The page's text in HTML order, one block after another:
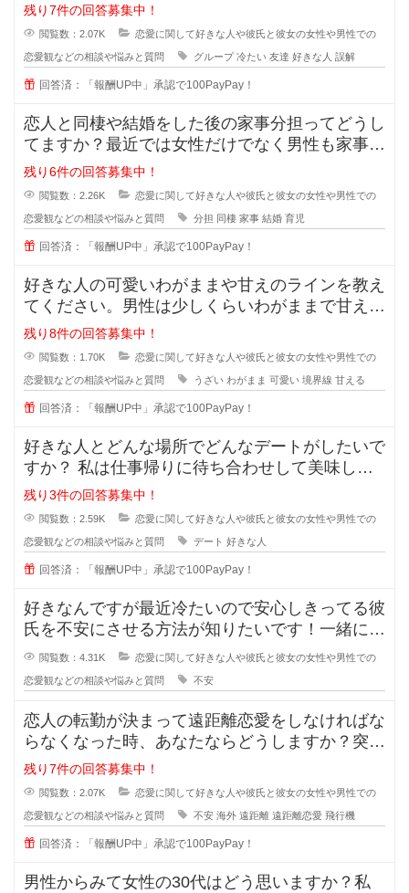
階で、2人だとまだぎこちないから
残り7件の回答募集中！
閲覧数：2.07K 恋愛に関して好きな人や彼氏と彼女の女性や男性での
恋愛観などの相談や悩みと質問 グループ 冷たい 友達 好きな人 誤解
回答済：「報酬UP中」承認で100PayPay！
恋人と同棲や結婚をした後の家事分担ってどうし
てますか？最近では女性だけでなく男性も家事を
やろうみたいな風潮がある時代です
残り6件の回答募集中！
閲覧数：2.26K 恋愛に関して好きな人や彼氏と彼女の女性や男性での
恋愛観などの相談や悩みと質問 分担 同棲 家事 結婚 育児
回答済：「報酬UP中」承認で100PayPay！
好きな人の可愛いわがままや甘えのラインを教え
てください。男性は少しくらいわがままで甘えて
くれる女性が好きと言いますが、あ
残り8件の回答募集中！
閲覧数：1.70K 恋愛に関して好きな人や彼氏と彼女の女性や男性での
恋愛観などの相談や悩みと質問 うざい わがまま 可愛い 境界線 甘える
回答済：「報酬UP中」承認で100PayPay！
好きな人とどんな場所でどんなデートがしたいで
すか？ 私は仕事帰りに待ち合わせして美味しい
ものを一緒に食べながら時間を過ご
残り3件の回答募集中！
閲覧数：2.59K 恋愛に関して好きな人や彼氏と彼女の女性や男性での
恋愛観などの相談や悩みと質問 デート 好きな人
回答済：「報酬UP中」承認で100PayPay！
好きなんですが最近冷たいので安心しきってる彼
氏を不安にさせる方法が知りたいです！一緒にい
るのが当たり前になってしまってる
閲覧数：4.31K 恋愛に関して好きな人や彼氏と彼女の女性や男性での
恋愛観などの相談や悩みと質問 不安
恋人の転勤が決まって遠距離恋愛をしなければな
らなくなった時、あなたならどうしますか？突然
恋人の転勤が決まって遠距離に..
残り7件の回答募集中！
閲覧数：2.07K 恋愛に関して好きな人や彼氏と彼女の女性や男性での
恋愛観などの相談や悩みと質問 不安 海外 遠距離 遠距離恋愛 飛行機
回答済：「報酬UP中」承認で100PayPay！
男性からみて女性の30代はどう思いますか？私